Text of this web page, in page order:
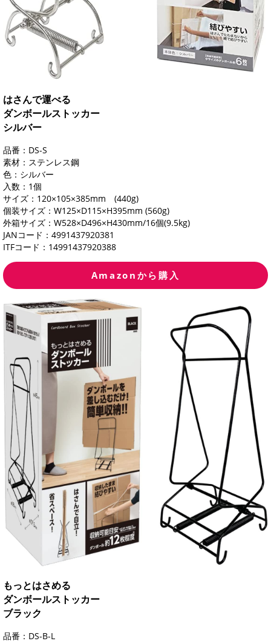
はさんで運べる
ダンボールストッカー
シルバー
品番：DS-S
素材：ステンレス鋼
色：シルバー
入数：1個
サイズ：120×105×385mm (440g)
個装サイズ：W125×D115×H395mm (560g)
外箱サイズ：W528×D496×H430mm/16個(9.5kg)
JANコード：4991437920381
ITFコード：14991437920388
Amazonから購入
もっとはさめる
ダンボールストッカー
ブラック
品番：DS-B-L